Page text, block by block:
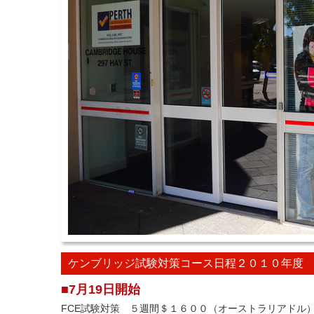
ケンブリッジ試験対策コース日程２０１０年度
■7月19日開始
FCE試験対策 ５週間＄１６００（オーストラリアドル